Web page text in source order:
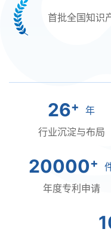
首批全国知识
26
年
行业沉淀与布局
20000
年度专利申请